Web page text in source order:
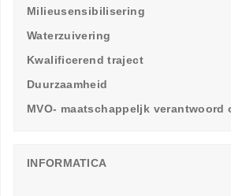
Milieusensibilisering
Waterzuivering
Kwalificerend traject
Duurzaamheid
MVO- maatschappeljk verantwoord
INFORMATICA